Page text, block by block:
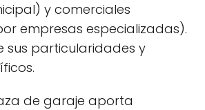
y comerciales
empresas especializadas).
sus particularidades y
de garaje aporta